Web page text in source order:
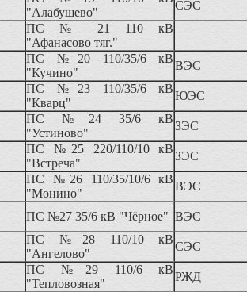
"Алабушево"
СЭС
ПС № 21 110 кВ
"Афанасово тяг."
ПС №20 110/35/6 кВ
"Кучино"
ВЭС
ПС №23 110/35/6 кВ
"Кварц"
ЮЭС
ПС №24 35/6 кВ
"Устиново"
ЗЭС
ПС №25 220/110/10 кВ
"Встреча"
ЗЭС
ПС №26 110/35/10/6 кВ
"Монино"
ВЭС
ПС №27 35/6 кВ "Чёрное" ВЭС
ПС №28 110/10 кВ
"Ангелово"
СЭС
ПС №29 110/6 кВ
"Тепловозная"
РЖД